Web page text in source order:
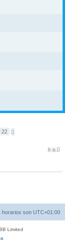
22
t
Ir a
horarios son UTC+01:00
Limited